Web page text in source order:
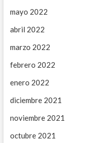
mayo 2022
abril 2022
marzo 2022
febrero 2022
enero 2022
diciembre 2021
noviembre 2021
octubre 2021